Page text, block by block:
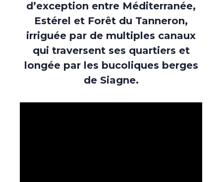
d’exception entre Méditerranée,
Estérel et Forêt du Tanneron,
irriguée par de multiples canaux
qui traversent ses quartiers et
longée par les bucoliques berges
de Siagne.